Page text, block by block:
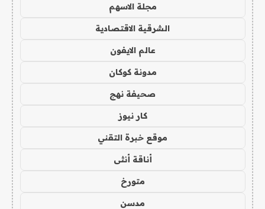
مجلة الاسهم
الشرقية الاقتصادية
عالم الايفون
مدونة كوكان
صحيفة نهج
كار نيوز
موقع خبرة التقني
أناقة أنثى
متورخ
مدسن